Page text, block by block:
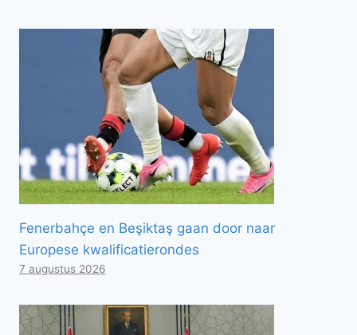
Fenerbahçe en Beşiktaş gaan door naar
Europese kwalificatierondes
7 augustus 2026